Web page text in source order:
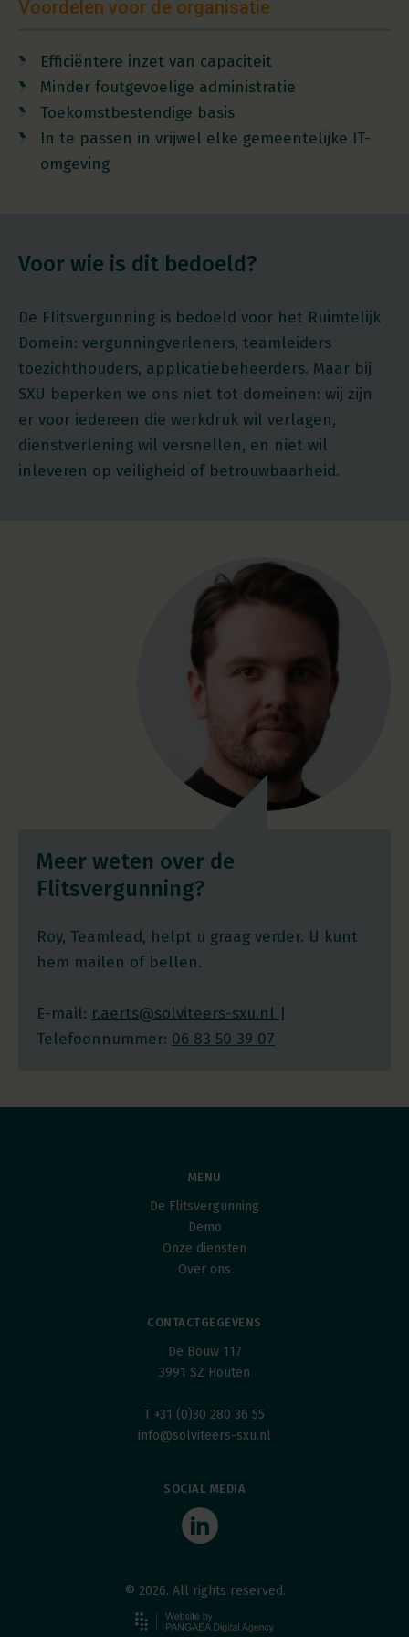
Voordelen voor de organisatie
Efficiëntere inzet van capaciteit
Minder foutgevoelige administratie
Toekomstbestendige basis
In te passen in vrijwel elke gemeentelijke IT-
omgeving
Voor wie is dit bedoeld?
De Flitsvergunning is bedoeld voor het Ruimtelijk
Domein: vergunningverleners, teamleiders
toezichthouders, applicatiebeheerders. Maar bij
SXU beperken we ons niet tot domeinen: wij zijn
er voor iedereen die werkdruk wil verlagen,
dienstverlening wil versnellen, en niet wil
inleveren op veiligheid of betrouwbaarheid.
Meer weten over de
Flitsvergunning?
Roy, Teamlead, helpt u graag verder. U kunt
hem mailen of bellen.
E-mail: r.aerts@solviteers-sxu.nl
Telefoonnummer: 06 83 50 39 07
MENU
De Flitsvergunning
Demo
Onze diensten
Over ons
CONTACTGEGEVENS
De Bouw 117
3991 SZ Houten
T +31 (0)30 280 36 55
info@solviteers-sxu.nl
SOCIAL MEDIA
© 2026. All rights reserved.